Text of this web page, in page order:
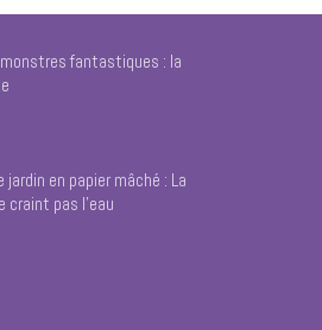
fantastiques : la
en papier mâché : La
craint pas l’eau